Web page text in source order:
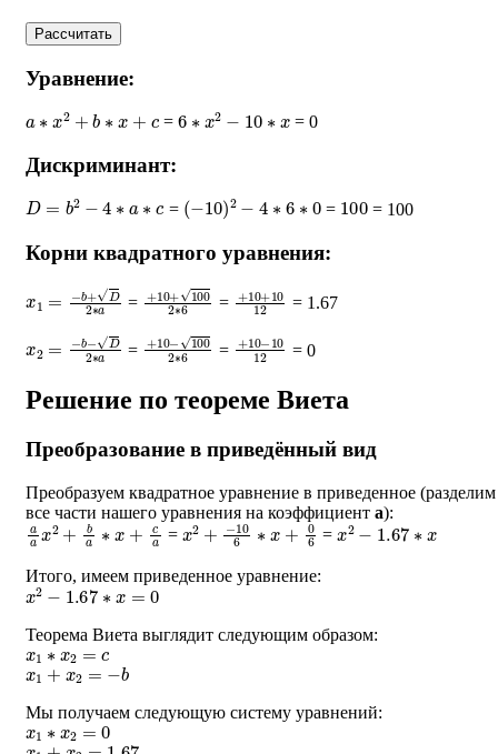
Рассчитать
Уравнение:
2 b ∗ = 6 2 10 ∗ = 0
Дискриминант:
D= 2− a = (− 10)2 ∗ ∗ = 100= 100
Корни квадратного уравнения:
+ D2∗ = + 10+100 6
= + 10+10 12
= 1.67
b−D2∗ = +10−100 ∗6
= +10−10 12
= 0
Решение по теореме Виета
Преобразование в приведённый вид
Преобразуем квадратное уравнение в приведенное (разделим
все части нашего уравнения на коэффициент a):
aax2+ba∗x+ca = x2+−106∗x+06 =x2− 1.67∗
Итого, имеем приведенное уравнение:
x2−1.67∗x=0
Теорема Виета выглядит следующим образом:
x1∗x2= c
x1 + x2 =− b
Мы получаем следующую систему уравнений:
x1∗x2=0
x1 + x2 =1.67